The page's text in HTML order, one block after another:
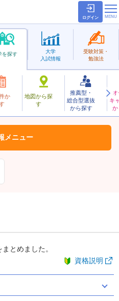
ログイン
を探す
か
地図から探
す
推薦型・
総合型選抜
から探す
キ
か
大学
入試情報
受験対策・
勉強法
お気に入り
メニュー
とめました。
資格説明